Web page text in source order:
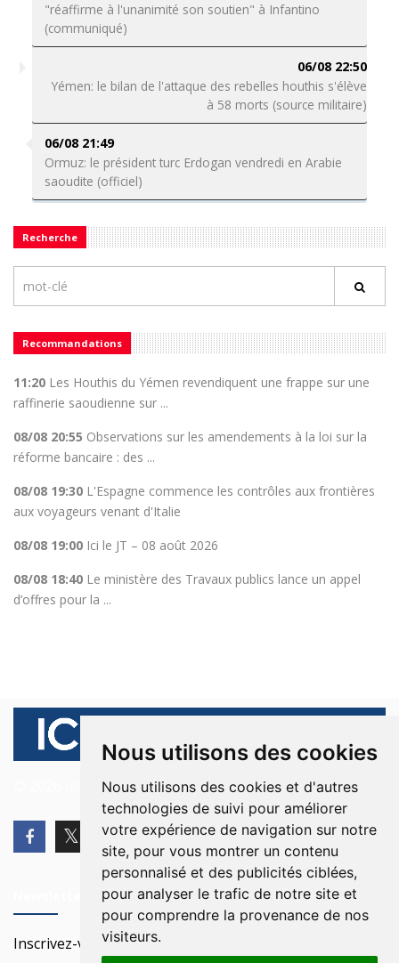
Nous utilisons des cookies
Nous utilisons des cookies et d'autres
technologies de suivi pour améliorer
votre expérience de navigation sur notre
site, pour vous montrer un contenu
personnalisé et des publicités ciblées,
pour analyser le trafic de notre site et
pour comprendre la provenance de nos
visiteurs.
"réaffirme à l'unanimité son soutien" à Infantino
(communiqué)
06/08 22:50
Yémen: le bilan de l'attaque des rebelles houthis s'élève
à 58 morts (source militaire)
06/08 21:49
Ormuz: le président turc Erdogan vendredi en Arabie
saoudite (officiel)
Recherche
Recommandations
11:20 Les Houthis du Yémen revendiquent une frappe sur une
raffinerie saoudienne sur ...
08/08 20:55 Observations sur les amendements à la loi sur la
réforme bancaire : des ...
08/08 19:30 L'Espagne commence les contrôles aux frontières
aux voyageurs venant d'Italie
08/08 19:00 Ici le JT – 08 août 2026
08/08 18:40 Le ministère des Travaux publics lance un appel
d’offres pour la ...
© 2026 Ici Beyrouth. Tous les droits sont réservés.
Inscrivez-vous à notre Newsletter